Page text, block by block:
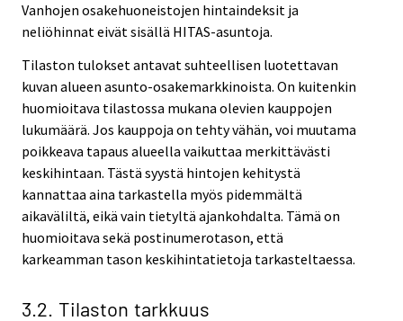
Vanhojen osakehuoneistojen hintaindeksit ja
neliöhinnat eivät sisällä HITAS-asuntoja.
Tilaston tulokset antavat suhteellisen luotettavan
kuvan alueen asunto-osakemarkkinoista. On kuitenkin
huomioitava tilastossa mukana olevien kauppojen
lukumäärä. Jos kauppoja on tehty vähän, voi muutama
poikkeava tapaus alueella vaikuttaa merkittävästi
keskihintaan. Tästä syystä hintojen kehitystä
kannattaa aina tarkastella myös pidemmältä
aikaväliltä, eikä vain tietyltä ajankohdalta. Tämä on
huomioitava sekä postinumerotason, että
karkeamman tason keskihintatietoja tarkasteltaessa.
3.2. Tilaston tarkkuus